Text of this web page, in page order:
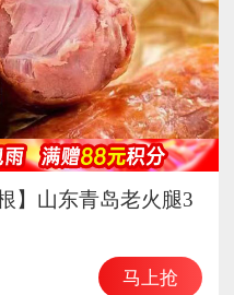
】山东青岛老火腿3
马上抢